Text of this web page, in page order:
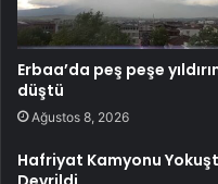
Erbaa’da peş peşe
düştü
Ağustos 8, 2026
Hafriyat Kamyonu